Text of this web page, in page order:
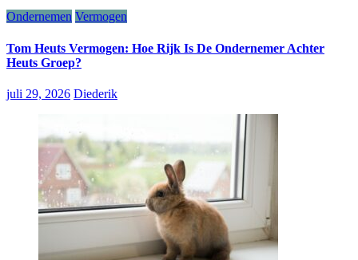
Ondernemen Vermogen
Tom Heuts Vermogen: Hoe Rijk Is De Ondernemer Achter
Heuts Groep?
juli 29, 2026 Diederik